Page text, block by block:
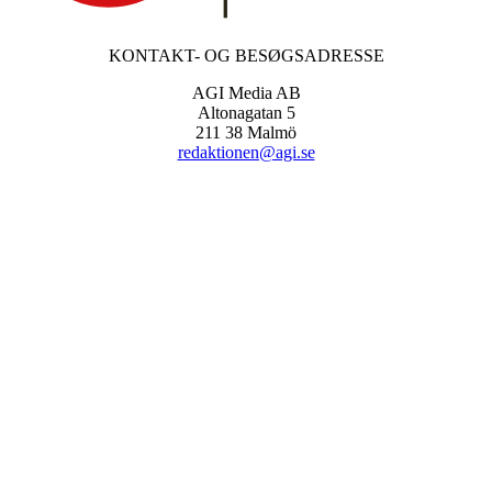
KONTAKT- OG BESØGSADRESSE
AGI Media AB
Altonagatan 5
211 38 Malmö
redaktionen@agi.se